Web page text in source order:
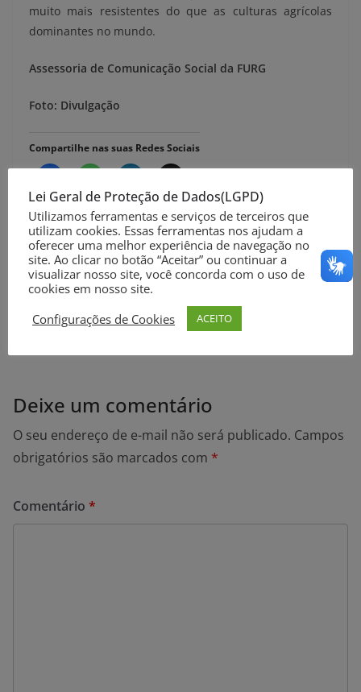
muito mais resistentes do que as culturas agrícolas
dominantes no mundo.
Assessoria de Comunicação Social da FURG
Foto: Divulgação
Compartilhe nas suas Redes Sociais
Navio em quarentena em Santos-SP passou pelo
município do Rio Grande
Governo divulga neste sábado primeira atualização
do Distanciamento Controlado
Deixe um comentário
O seu endereço de e-mail não será publicado. Campos
obrigatórios são marcados com *
Comentário *
Lei Geral de Proteção de Dados(LGPD)
Utilizamos ferramentas e serviços de terceiros que
utilizam cookies. Essas ferramentas nos ajudam a
oferecer uma melhor experiência de navegação no
site. Ao clicar no botão “Aceitar” ou continuar a
visualizar nosso site, você concorda com o uso de
cookies em nosso site.
Configurações de Cookies
ACEITO